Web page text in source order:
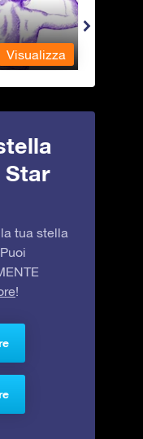
Visualizza
Star
tua stella
!